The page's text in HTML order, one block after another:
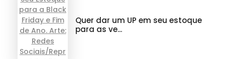
Quer dar um UP em seu estoque
para as ve...